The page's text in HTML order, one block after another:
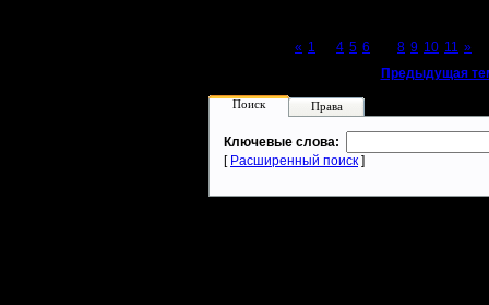
« 1 4 5 6 8 9 10 11 »
Предыдущая
Поиск Права
Ключевые слова:
[ Расширенный поиск ]